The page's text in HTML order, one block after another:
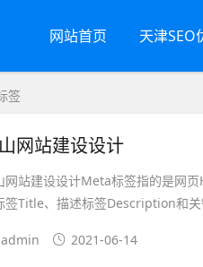
网站首页 天津SEO
签
网站建设设计
网站建设设计Meta标签指的是网
签Title、描述标签Description和
admin 2021-06-14